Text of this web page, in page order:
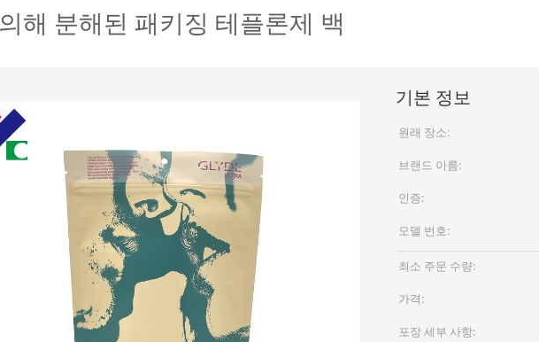
해 분해된 패키징 테플론제 백
기본 정보
원래 장소:
브랜드 이름:
인증:
모델 번호:
최소 주문 수량:
가격:
포장 세부 사항: